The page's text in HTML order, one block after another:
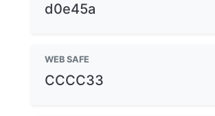
d0e45a
WEB SAFE
CCCC33